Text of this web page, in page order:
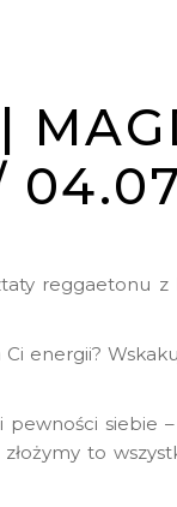
04.07
reggaetonu z
energii?
siebie
to